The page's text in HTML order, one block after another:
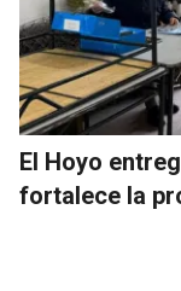
El Hoyo
fortalece la